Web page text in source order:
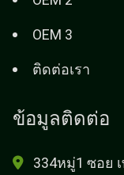
OEM 3
ติดต่อเรา
ข้อมูลติดต่อ
334หมู่1 ซอย